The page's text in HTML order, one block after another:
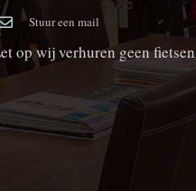
Stuur een mail
op wij verhuren geen fietsen